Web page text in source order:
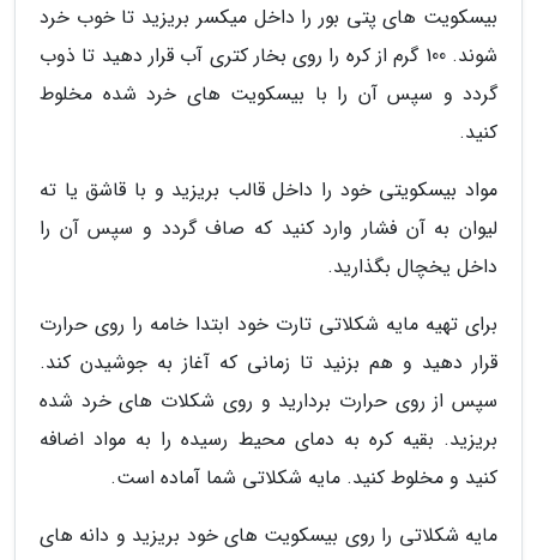
بیسکویت های پتی بور را داخل میکسر بریزید تا خوب خرد
شوند. 100 گرم از کره را روی بخار کتری آب قرار دهید تا ذوب
گردد و سپس آن را با بیسکویت های خرد شده مخلوط
کنید.
مواد بیسکویتی خود را داخل قالب بریزید و با قاشق یا ته
لیوان به آن فشار وارد کنید که صاف گردد و سپس آن را
داخل یخچال بگذارید.
برای تهیه مایه شکلاتی تارت خود ابتدا خامه را روی حرارت
قرار دهید و هم بزنید تا زمانی که آغاز به جوشیدن کند.
سپس از روی حرارت بردارید و روی شکلات های خرد شده
بریزید. بقیه کره به دمای محیط رسیده را به مواد اضافه
کنید و مخلوط کنید. مایه شکلاتی شما آماده است.
مایه شکلاتی را روی بیسکویت های خود بریزید و دانه های